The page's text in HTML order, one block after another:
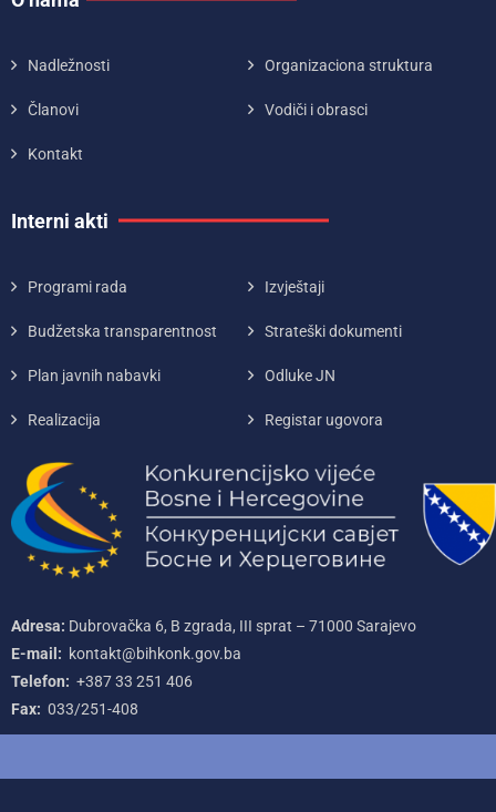
Nadležnosti Organizaciona struktura
Članovi Vodiči i obrasci
Kontakt
Interni akti
Programi rada Izvještaji
Budžetska transparentnost Strateški dokumenti
Plan javnih nabavki Odluke JN
Realizacija Registar ugovora
Adresa: Dubrovačka 6, B zgrada, III sprat – 71000‌ Sarajevo
E-mail: kontakt@bihkonk.gov.ba
Telefon: +387‌ 33‌ 251‌ 406
Fax: 033/251-408